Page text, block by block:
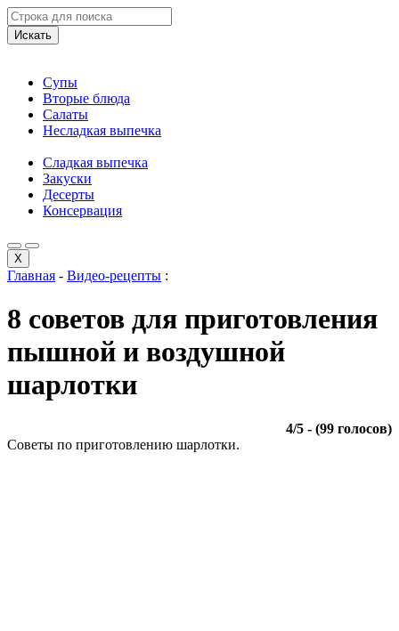
Искать
Супы
Вторые блюда
Салаты
Несладкая выпечка
Сладкая выпечка
Закуски
Десерты
Консервация
X
Главная - Видео-рецепты :
8 советов для приготовления
пышной и воздушной
шарлотки
4/5 - (99 голосов)
Советы по приготовлению шарлотки.